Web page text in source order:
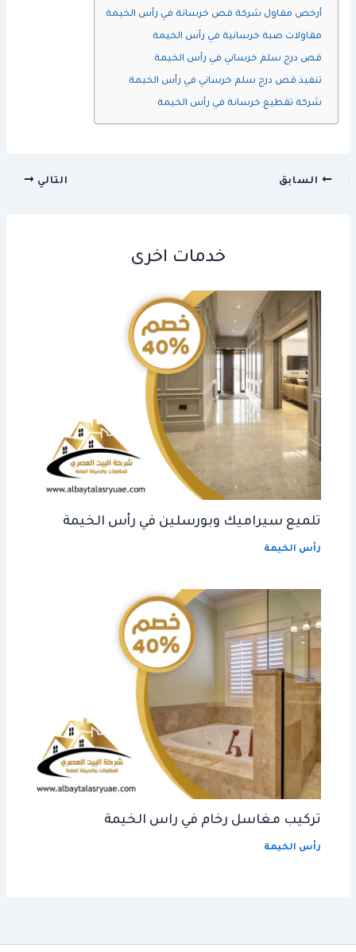
أرخص مقاول شركة قص خرسانة في رأس الخيمة
مقاولات صبة خرسانية في رأس الخيمة
قص درج سلم خرساني في رأس الخيمة
تنفيذ قص درج سلم خرساني في رأس الخيمة
شركة تقطيع خرسانة في رأس الخيمة
السابق التالي
خدمات اخرى
تلميع سيراميك وبورسلين في رأس الخيمة
رأس الخيمة
تركيب مغاسل رخام في راس الخيمة
رأس الخيمة